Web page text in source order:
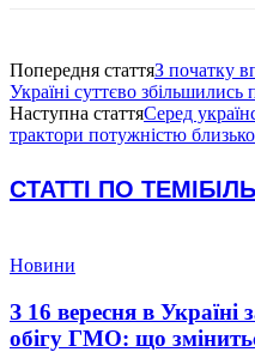
Попередня статтяЗ початку
Україні суттєво збільшились
Наступна статтяСеред
трактори потужністю
СТАТТІ ПО ТЕМІ
Новини
З 16 вересня в
обігу ГМО: що